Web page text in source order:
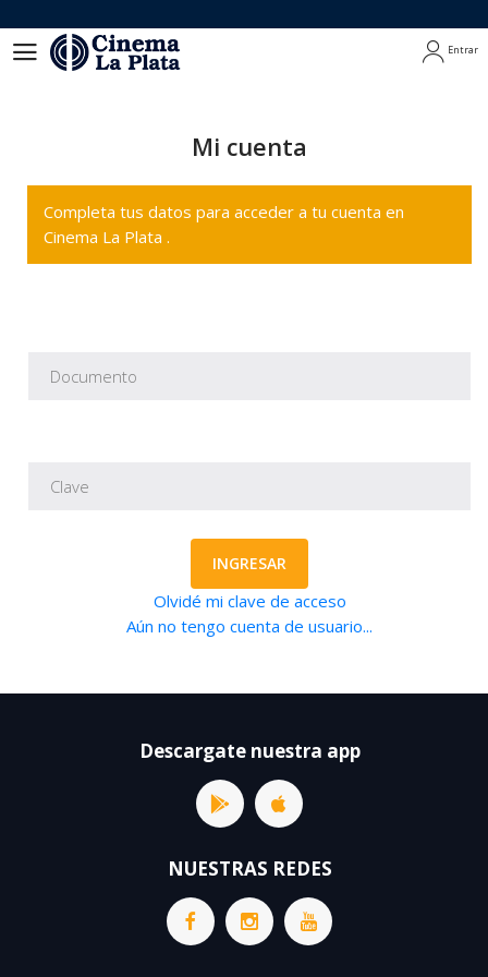
Entrar
Mi cuenta
Completa tus datos para acceder a tu cuenta en
Cinema La Plata .
INGRESAR
Olvidé mi clave de acceso
Aún no tengo cuenta de usuario...
Descargate nuestra app
NUESTRAS REDES